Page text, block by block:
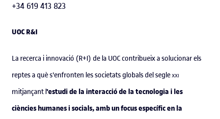
+34 619 413 823
UOC R&I
La recerca i innovació (R+I) de la UOC contribueix a solucionar els
reptes a què s'enfronten les societats globals del seglexxi
mitjançant l'estudi de la interacció de la tecnologia i les
ciències humanes i socials, amb un focus específic en la